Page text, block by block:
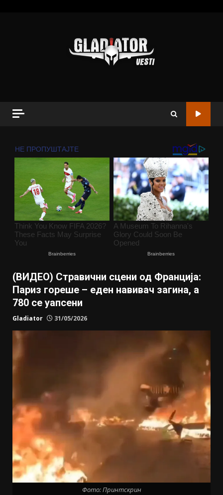
(ВИДЕО) Стравични сцени од Франција:
Париз гореше – еден навивач загина, а
780 се уапсени
Gladiator 31/05/2026
Фото: Принтскрин